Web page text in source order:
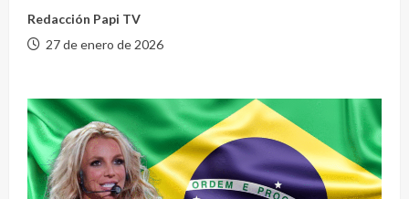
Redacción Papi TV
27 de enero de 2026